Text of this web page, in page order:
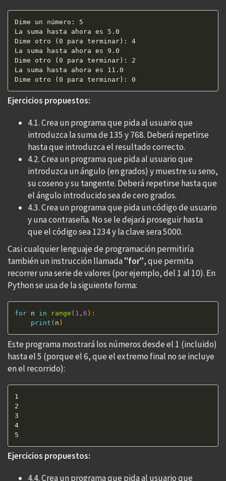
Dime un número: 5
La suma hasta ahora es 5.0
Dime otro (0 para terminar): 4
La suma hasta ahora es 9.0
Dime otro (0 para terminar): 2
La suma hasta ahora es 11.0
Dime otro (0 para terminar): 0
Ejercicios propuestos:
4.1. Crea un programa que pida al usuario que
introduzca la suma de 135 y 768. Deberá repetirse
hasta que introduzca el resultado correcto.
4.2. Crea un programa que pida al usuario que
introduzca un ángulo (en grados) y muestre su seno,
su coseno y su tangente. Deberá repetirse hasta que
el ángulo introducido sea de cero grados.
4.3. Crea un programa que pida un código de usuario
y una contraseña. No se le dejará proseguir hasta
que el código sea 1234 y la clave sera 5000.
Casi cualquier lenguaje de programación permitiría
también un instrucción llamada"for", que permita
recorrer una serie de valores (por ejemplo, del 1 al 10). En
Python se usa de la siguiente forma:
for n in range ( 1 , 6 ) :
print ( n )
Este programa mostrará los números desde el 1 (incluido)
hasta el 5 (porque el 6, que el extremo final no se incluye
en el recorrido):
1
2
3
4
5
Ejercicios propuestos:
4.4. Crea un programa que pida al usuario que